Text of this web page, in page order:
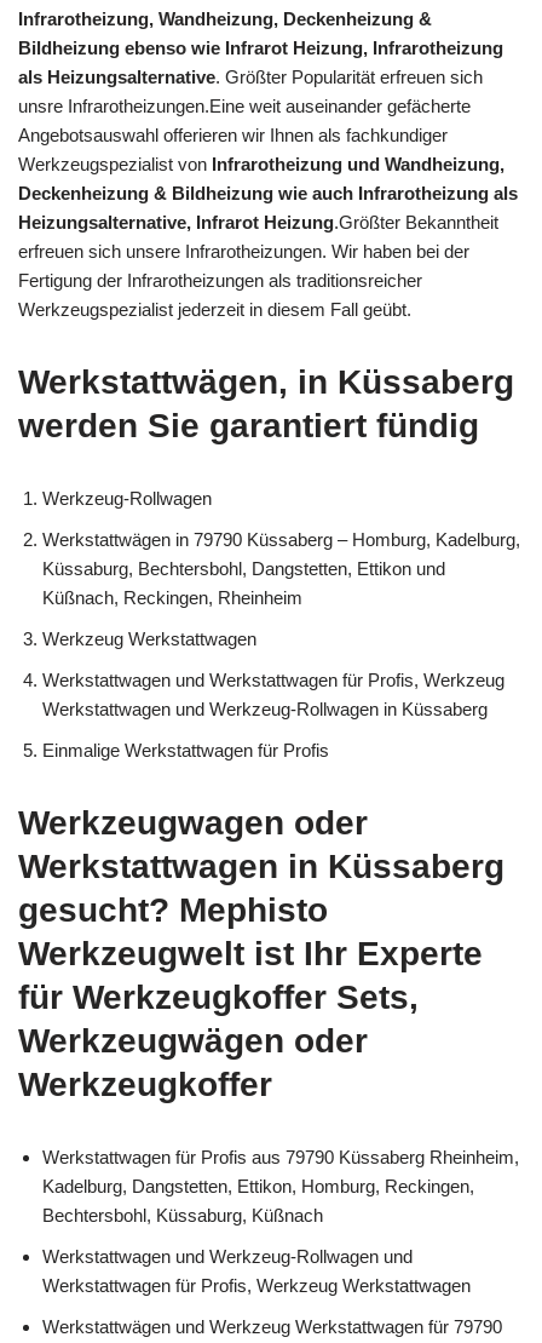
Infrarotheizung, Wandheizung, Deckenheizung &
Bildheizung ebenso wie Infrarot Heizung, Infrarotheizung
als Heizungsalternative. Größter Popularität erfreuen sich
unsre Infrarotheizungen.Eine weit auseinander gefächerte
Angebotsauswahl offerieren wir Ihnen als fachkundiger
Werkzeugspezialist von Infrarotheizung und Wandheizung,
Deckenheizung & Bildheizung wie auch Infrarotheizung als
Heizungsalternative, Infrarot Heizung.Größter Bekanntheit
erfreuen sich unsere Infrarotheizungen. Wir haben bei der
Fertigung der Infrarotheizungen als traditionsreicher
Werkzeugspezialist jederzeit in diesem Fall geübt.
Werkstattwägen, in Küssaberg
werden Sie garantiert fündig
Werkzeug-Rollwagen
Werkstattwägen in 79790 Küssaberg – Homburg, Kadelburg,
Küssaburg, Bechtersbohl, Dangstetten, Ettikon und
Küßnach, Reckingen, Rheinheim
Werkzeug Werkstattwagen
Werkstattwagen und Werkstattwagen für Profis, Werkzeug
Werkstattwagen und Werkzeug-Rollwagen in Küssaberg
Einmalige Werkstattwagen für Profis
Werkzeugwagen oder
Werkstattwagen in Küssaberg
gesucht? Mephisto
Werkzeugwelt ist Ihr Experte
für Werkzeugkoffer Sets,
Werkzeugwägen oder
Werkzeugkoffer
Werkstattwagen für Profis aus 79790 Küssaberg Rheinheim,
Kadelburg, Dangstetten, Ettikon, Homburg, Reckingen,
Bechtersbohl, Küssaburg, Küßnach
Werkstattwagen und Werkzeug-Rollwagen und
Werkstattwagen für Profis, Werkzeug Werkstattwagen
Werkstattwägen und Werkzeug Werkstattwagen für 79790